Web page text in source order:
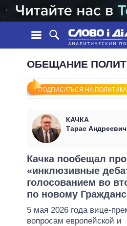
ЛЕНТА
СОБЫТИЯ
СТАТЬИ
МНЕНИЯ
ОБЗОРЫ
ДАЙДЖЕСТЫ
ВСЕ ПОЛИТИКИ
ПРЕЗИДЕНТ И ОФИС
ВЕРХОВНАЯ РАДА
КАБИНЕТ МИНИСТРОВ
ГЛАВЫ
МЭРЫ
ВСЕ ПЕРСОНЫ
СРАВНЕНИЕ
ОБЕЩАНИЕ
ПОДПИСАТЬСЯ НА ПОЛИТИКА
КАЧКА
Тарас Андреевич
Качка пообещал
«инклюзивные
голосованием во
по новому
5 мая 2026 года вице-
вопросам европейской и